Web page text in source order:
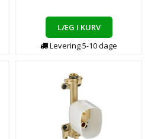
LÆG I KURV
Levering5-10dage